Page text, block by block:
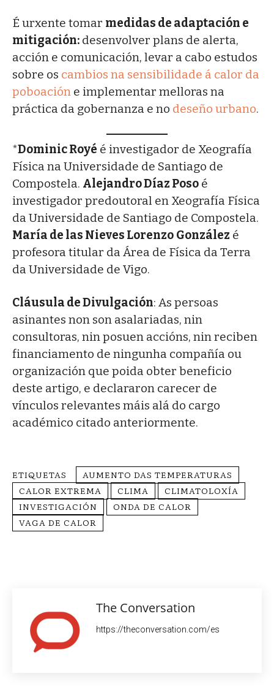
É urxente tomar medidas de adaptación e
mitigación: desenvolver plans de alerta,
acción e comunicación, levar a cabo estudos
sobre os cambios na sensibilidade á calor da
poboación e implementar melloras na
práctica da gobernanza e no deseño urbano.
*Dominic Royé é investigador de Xeografía
Física na Universidade de Santiago de
Compostela. Alejandro Díaz Poso é
investigador predoutoral en Xeografía Física
da Universidade de Santiago de Compostela.
María de las Nieves Lorenzo González é
profesora titular da Área de Física da Terra
da Universidade de Vigo.
Cláusula de Divulgación: As persoas
asinantes non son asalariadas, nin
consultoras, nin posuen accións, nin reciben
financiamento de ningunha compañía ou
organización que poida obter beneficio
deste artigo, e declararon carecer de
vínculos relevantes máis alá do cargo
académico citado anteriormente.
ETIQUETAS
AUMENTO DAS TEMPERATURAS
CALOR EXTREMA
CLIMA
CLIMATOLOXÍA
INVESTIGACIÓN
ONDA DE CALOR
VAGA DE CALOR
The Conversation
https://theconversation.com/es